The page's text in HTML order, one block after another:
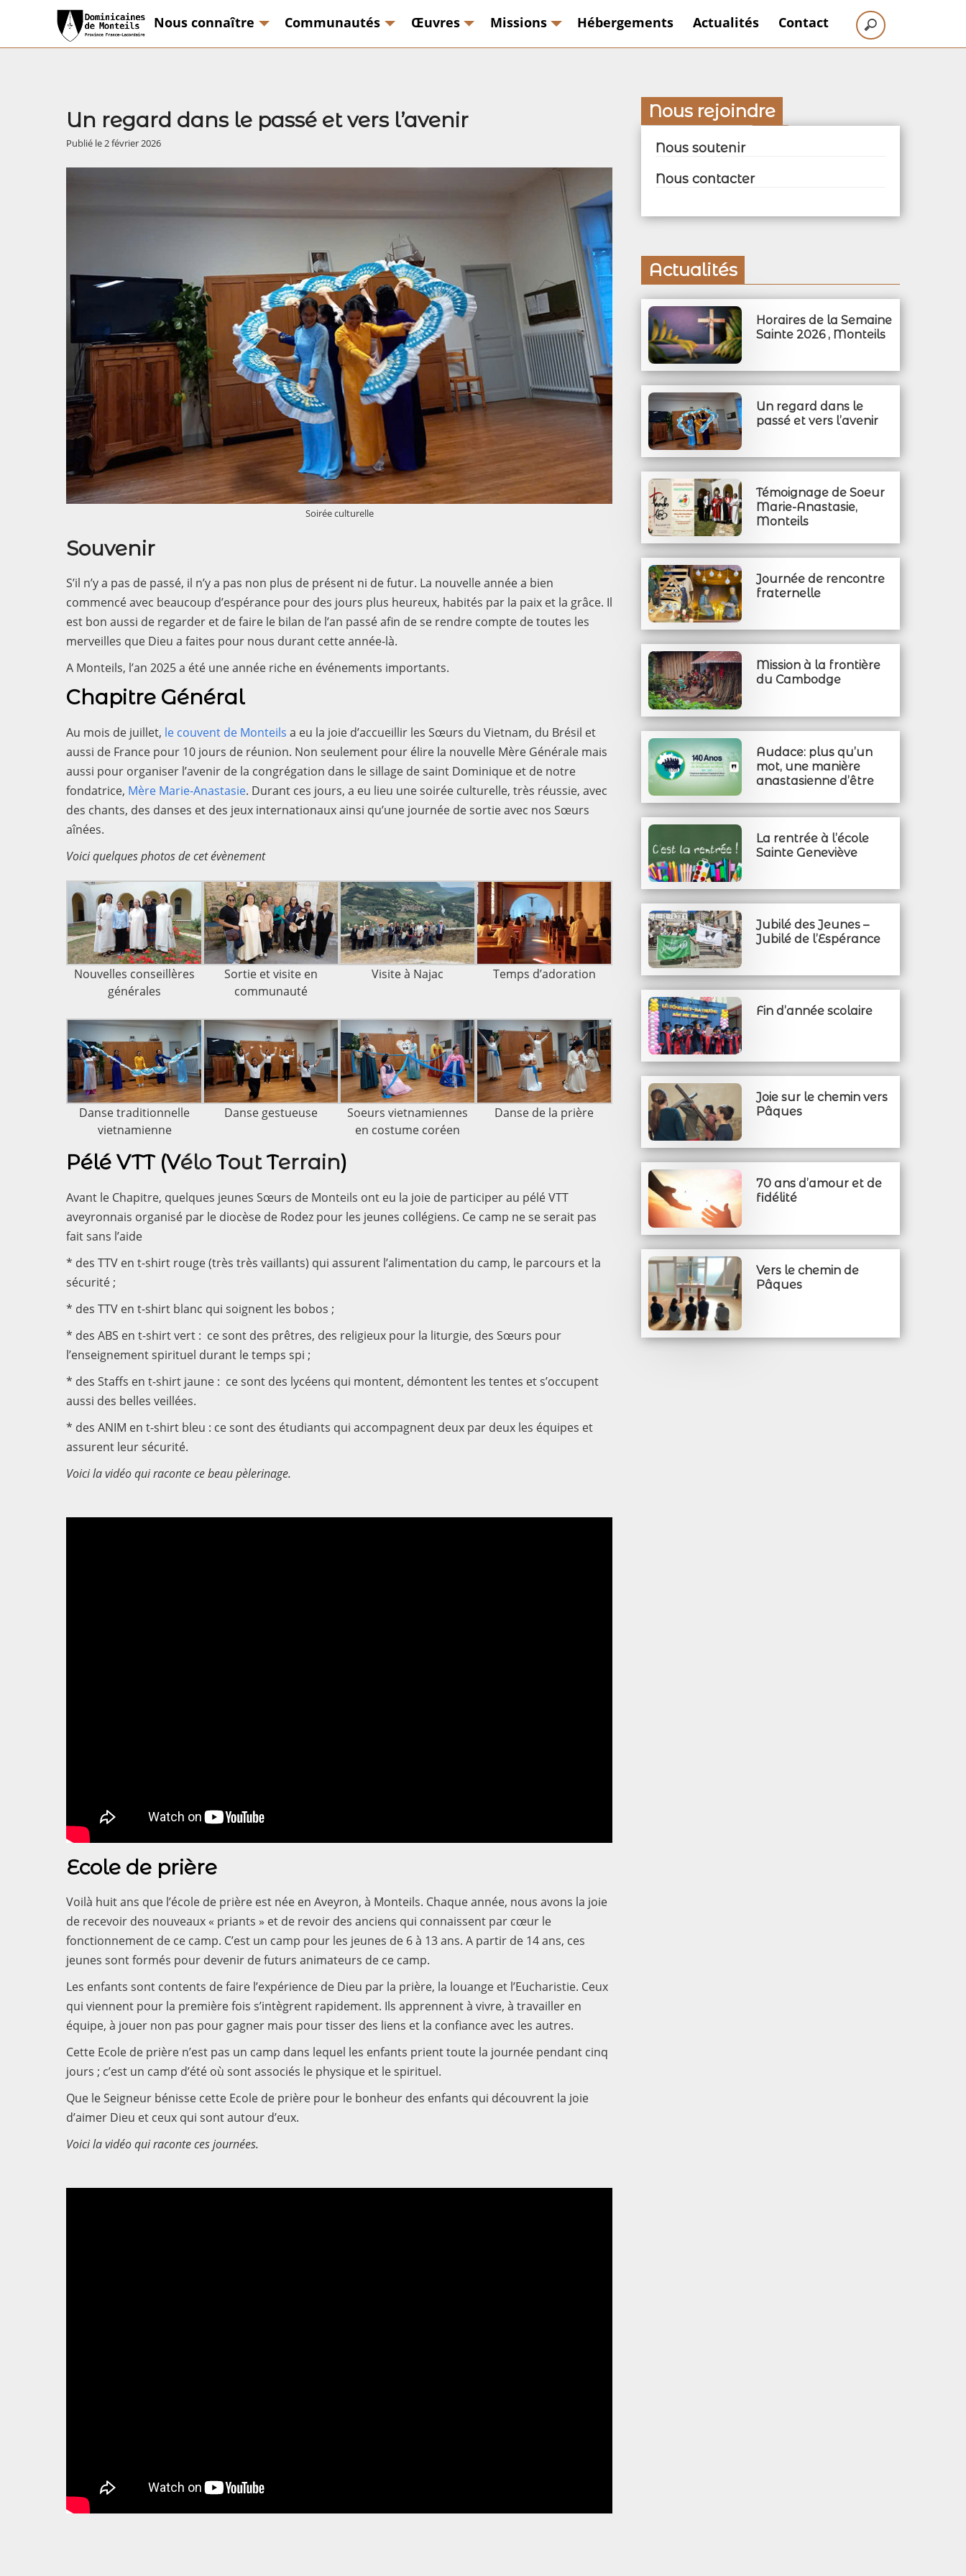
Nous connaître Communautés Œuvres Missions Hébergements Actualités Contact
Un regard dans le passé et vers l’avenir
Publié le 2 février 2026
Soirée culturelle
Souvenir
S’il n’y a pas de passé, il n’y a pas non plus de présent ni de futur. La nouvelle année a bien
commencé avec beaucoup d’espérance pour des jours plus heureux, habités par la paix et la grâce. Il
est bon aussi de regarder et de faire le bilan de l’an passé afin de se rendre compte de toutes les
merveilles que Dieu a faites pour nous durant cette année-là.
A Monteils, l’an 2025 a été une année riche en événements importants.
Chapitre Général
Au mois de juillet, le couvent de Monteils a eu la joie d’accueillir les Sœurs du Vietnam, du Brésil et
aussi de France pour 10 jours de réunion. Non seulement pour élire la nouvelle Mère Générale mais
aussi pour organiser l’avenir de la congrégation dans le sillage de saint Dominique et de notre
fondatrice, Mère Marie-Anastasie. Durant ces jours, a eu lieu une soirée culturelle, très réussie, avec
des chants, des danses et des jeux internationaux ainsi qu’une journée de sortie avec nos Sœurs
aînées.
Voici quelques photos de cet évènement
Nouvelles conseillères
générales
Sortie et visite en
communauté
Visite à Najac Temps d’adoration
Danse traditionnelle
vietnamienne
Danse gestueuse
Soeurs vietnamiennes
en costume coréen
Danse de la prière
Pélé VTT (VéloToutTerrain)
Avant le Chapitre, quelques jeunes Sœurs de Monteils ont eu la joie de participer au pélé VTT
aveyronnais organisé par le diocèse de Rodez pour les jeunes collégiens. Ce camp ne se serait pas
fait sans l’aide
* des TTV en t-shirt rouge (très très vaillants) qui assurent l’alimentation du camp, le parcours et la
sécurité ;
* des TTV en t-shirt blanc qui soignent les bobos ;
* des ABS en t-shirt vert : ce sont des prêtres, des religieux pour la liturgie, des Sœurs pour
l’enseignement spirituel durant le temps spi ;
* des Staffs en t-shirt jaune : ce sont des lycéens qui montent, démontent les tentes et s’occupent
aussi des belles veillées.
* des ANIM en t-shirt bleu : ce sont des étudiants qui accompagnent deux par deux les équipes et
assurent leur sécurité.
Voici la vidéo qui raconte ce beau pèlerinage.
Ecole de prière
Voilà huit ans que l’école de prière est née en Aveyron, à Monteils. Chaque année, nous avons la joie
de recevoir des nouveaux « priants » et de revoir des anciens qui connaissent par cœur le
fonctionnement de ce camp. C’est un camp pour les jeunes de 6 à 13 ans. A partir de 14 ans, ces
jeunes sont formés pour devenir de futurs animateurs de ce camp.
Les enfants sont contents de faire l’expérience de Dieu par la prière, la louange et l’Eucharistie. Ceux
qui viennent pour la première fois s’intègrent rapidement. Ils apprennent à vivre, à travailler en
équipe, à jouer non pas pour gagner mais pour tisser des liens et la confiance avec les autres.
Cette Ecole de prière n’est pas un camp dans lequel les enfants prient toute la journée pendant cinq
jours ; c’est un camp d’été où sont associés le physique et le spirituel.
Que le Seigneur bénisse cette Ecole de prière pour le bonheur des enfants qui découvrent la joie
d’aimer Dieu et ceux qui sont autour d’eux.
Voici la vidéo qui raconte ces journées.
Nous rejoindre
Nous soutenir
Nous contacter
Actualités
Horaires de la Semaine
Sainte 2026 , Monteils
Un regard dans le
passé et vers l’avenir
Témoignage de Soeur
Marie-Anastasie,
Monteils
Journée de rencontre
fraternelle
Mission à la frontière
du Cambodge
Audace: plus qu’un
mot, une manière
anastasienne d’être
La rentrée à l’école
Sainte Geneviève
Jubilé des Jeunes –
Jubilé de l’Espérance
Fin d’année scolaire
Joie sur le chemin vers
Pâques
70 ans d’amour et de
fidélité
Vers le chemin de
Pâques